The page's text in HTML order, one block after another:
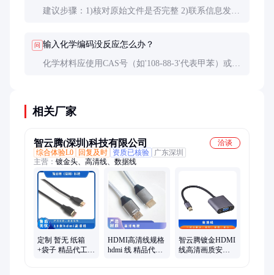
建议步骤：1)核对原始文件是否完整 2)联系信息发布
业手册中找到解释。
问 输入化学编码没反应怎么办？
化学材料应使用CAS号（如'108-88-3'代表甲苯）或分
相关厂家
智云腾(深圳)科技有限公司
洽谈
综合体验L0
回复及时 资质已核验
广东深圳
主营： 镀金头、高清线、数据线
定制 暂无 纸箱
+袋子 精品代工
HDMI高清线规格
hdmi 线 精品代工
智云腾镀金HDMI
线高清画质安全